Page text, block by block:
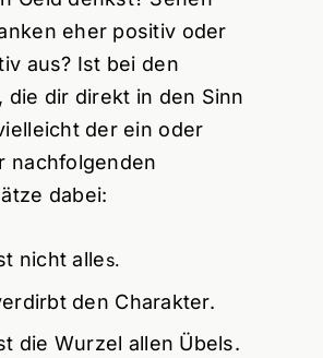
eher positiv oder
aus? Ist bei den
die dir direkt in den Sinn
der ein oder
nachfolgenden
dabei:
nicht alles.
den Charakter.
die Wurzel allen Übels.